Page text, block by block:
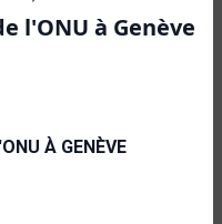
l'ONU à Genève
À GENÈVE